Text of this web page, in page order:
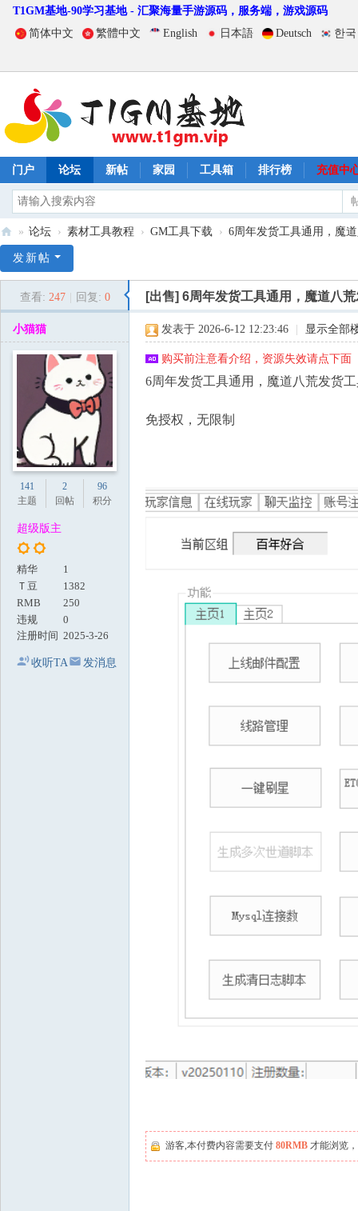
T1GM基地-90学习基地 - 汇聚海量手游源码，服务端，游戏源码
简体中文
繁體中文 English 日本語 Deutsch 한
门户 论坛 新帖 家园 工具箱 排行榜 充值中
1
» 论坛 › 素材工具教程 › GM工具下载 › 6周年发货工具通用，魔
发新帖
查看: 247 回复: 0 [出售] 6周年发货工具通用，魔道八
小猫猫
141
主题
2
回帖
96
积分
超级版主
精华
1
Ｔ豆
1382
RMB
250
违规
0
注册时间 2025-3-26
收听TA 发消息
发表于 2026-6-12 12:23:46 显示全部
购买前注意看介绍，资源失效请点下
6周年发货工具通用，魔道八荒发货
免授权，无限制
游客,本付费内容需要支付 80RMB 才能浏览